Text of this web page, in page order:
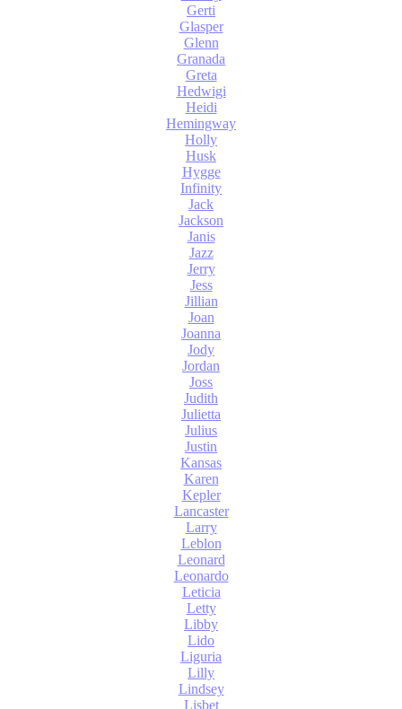
Gerti
Glasper
Glenn
Granada
Greta
Hedwigi
Heidi
Hemingway
Holly
Husk
Hygge
Infinity
Jack
Jackson
Janis
Jazz
Jerry
Jess
Jillian
Joan
Joanna
Jody
Jordan
Joss
Judith
Julietta
Julius
Justin
Kansas
Karen
Kepler
Lancaster
Larry
Leblon
Leonard
Leonardo
Leticia
Letty
Libby
Lido
Liguria
Lilly
Lindsey
Lisbet